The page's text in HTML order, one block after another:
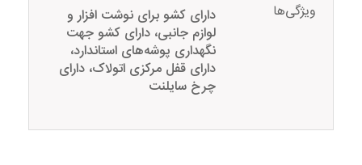
ویژگی‌ها
دارای کشو برای نوشت افزار و
لوازم جانبی، دارای کشو جهت
نگهداری پوشه‌های استاندارد،
دارای قفل مرکزی اتولاک، دارای
چرخ سایلنت